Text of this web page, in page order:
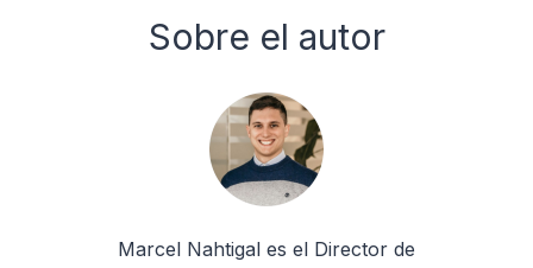
Sobre el autor
Marcel Nahtigal es el Director de